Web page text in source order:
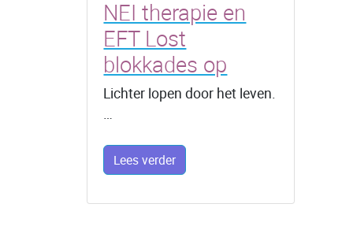
NEI therapie en
EFT Lost
blokkades op
Lichter lopen door het leven.
…
Lees verder